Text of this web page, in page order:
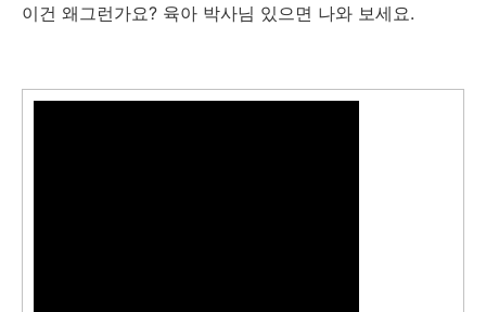
이건 왜그런가요? 육아 박사님 있으면 나와 보세요.